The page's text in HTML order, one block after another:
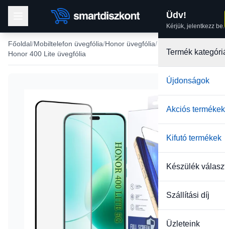
Üdv!
Kérjük, jelentkezz be.
Termék
Újdonságok
Akciós termékek
Kifutó termékek
Készülék
Szállítási díj
Üzleteink
Főoldal Mobiltelefon üvegfólia Honor üvegfólia
Honor 400 Lite üvegfólia